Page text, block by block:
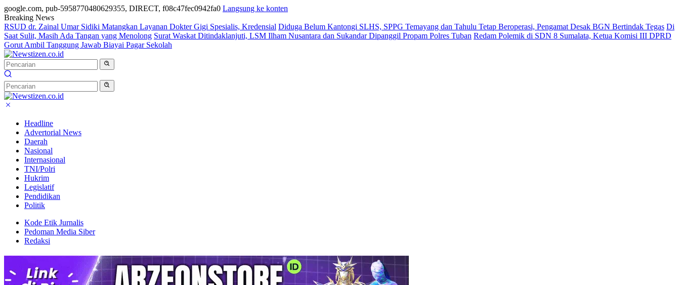
google.com, pub-5958770480629355, DIRECT, f08c47fec0942fa0 Langsung ke konten
Breaking News
RSUD dr. Zainal Umar Sidiki Matangkan Layanan Dokter Gigi Spesialis, Kredensial Diduga Belum Kantongi SLHS, SPPG Temayang dan Tahulu Tetap Beroperasi, Pengamat Desak BGN Bertindak Tegas Di
Saat Sulit, Masih Ada Tangan yang Menolong Surat Waskat Ditindaklanjuti, LSM Ilham Nusantara dan Sukandar Dipanggil Propam Polres Tuban Redam Polemik di SDN 8 Sumalata, Ketua Komisi III DPRD
Gorut Ambil Tanggung Jawab Biayai Pagar Sekolah
Headline
Advertorial News
Daerah
Nasional
Internasional
TNI/Polri
Hukrim
Legislatif
Pendidikan
Politik
Kode Etik Jurnalis
Pedoman Media Siber
Redaksi